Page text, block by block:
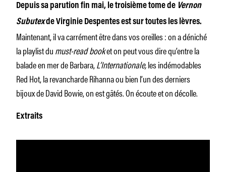
Depuis sa parution fin mai, le troisième tome de Vernon
Subutexde Virginie Despentes est sur toutes les lèvres.
Maintenant, il va carrément être dans vos oreilles : on a déniché
la playlist dumust-read booket on peut vous dire qu’entre la
balade en mer de Barbara,L’Internationale,les indémodables
Red Hot, la revancharde Rihanna ou bien l’un des derniers
bijoux de David Bowie, on est gâtés. On écoute et on décolle.
Extraits